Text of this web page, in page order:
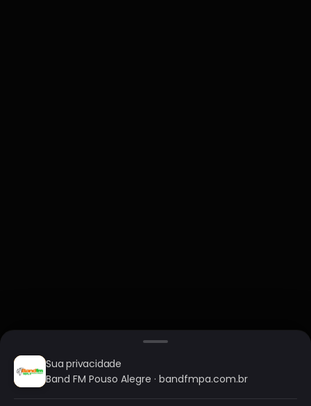
Sua privacidade
Band FM Pouso Alegre · bandfmpa.com.br